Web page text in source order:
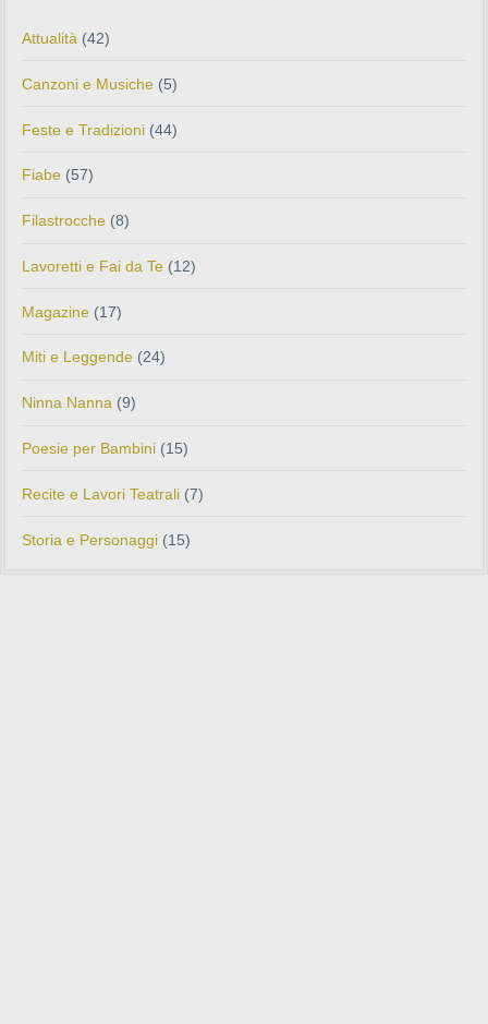
Attualità (42)
Canzoni e Musiche (5)
Feste e Tradizioni (44)
Fiabe (57)
Filastrocche (8)
Lavoretti e Fai da Te (12)
Magazine (17)
Miti e Leggende (24)
Ninna Nanna (9)
Poesie per Bambini (15)
Recite e Lavori Teatrali (7)
Storia e Personaggi (15)